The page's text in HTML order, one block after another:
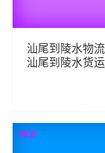
汕尾到陵水物流
汕尾到陵水货
228 查看详细
物流